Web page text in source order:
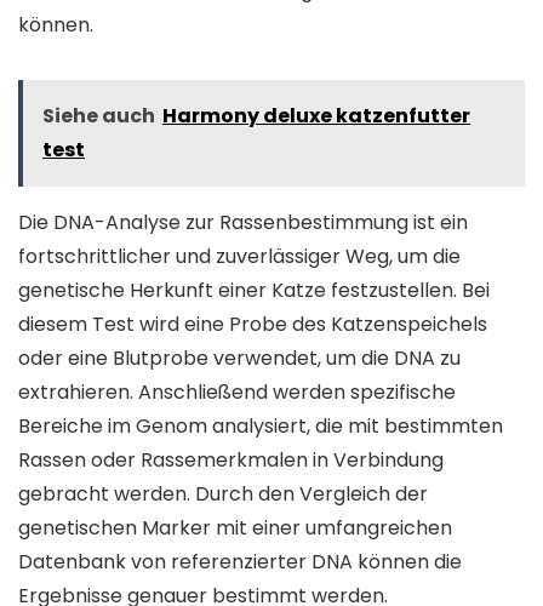
können.
Siehe auch Harmony deluxe katzenfutter
test
Die DNA-Analyse zur Rassenbestimmung ist ein
fortschrittlicher und zuverlässiger Weg, um die
genetische Herkunft einer Katze festzustellen. Bei
diesem Test wird eine Probe des Katzenspeichels
oder eine Blutprobe verwendet, um die DNA zu
extrahieren. Anschließend werden spezifische
Bereiche im Genom analysiert, die mit bestimmten
Rassen oder Rassemerkmalen in Verbindung
gebracht werden. Durch den Vergleich der
genetischen Marker mit einer umfangreichen
Datenbank von referenzierter DNA können die
Ergebnisse genauer bestimmt werden.